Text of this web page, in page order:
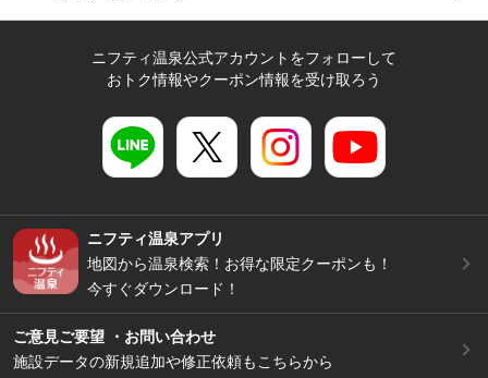
ニフティ温泉公式アカウントをフォローして
おトク情報やクーポン情報を受け取ろう
ニフティ温泉アプリ
地図から温泉検索！お得な限定クーポンも！
今すぐダウンロード！
ご意見ご要望 ・お問い合わせ
施設データの新規追加や修正依頼もこちらから